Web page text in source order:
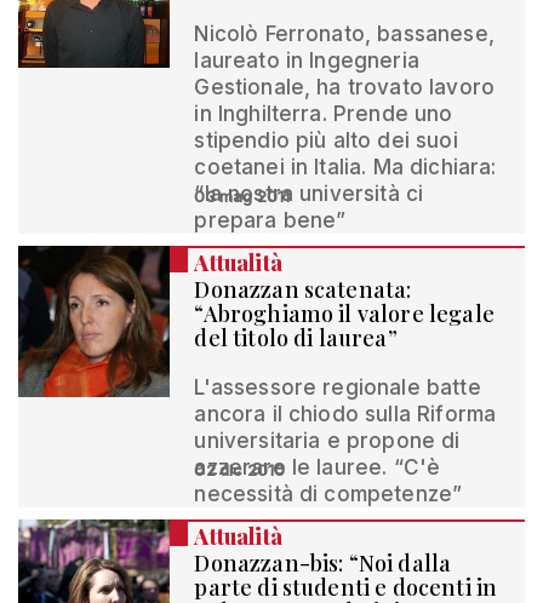
Nicolò Ferronato, bassanese,
laureato in Ingegneria
Gestionale, ha trovato lavoro
in Inghilterra. Prende uno
stipendio più alto dei suoi
coetanei in Italia. Ma dichiara:
“la nostra università ci
prepara bene”
03 mag 2011
Attualità
Donazzan scatenata:
“Abroghiamo il valore legale
del titolo di laurea”
L'assessore regionale batte
ancora il chiodo sulla Riforma
universitaria e propone di
azzerare le lauree. “C'è
necessità di competenze”
02 dic 2010
Attualità
Donazzan-bis: “Noi dalla
parte di studenti e docenti in